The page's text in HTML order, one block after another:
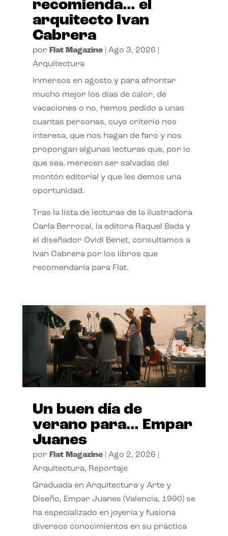
recomienda… el
arquitecto Ivan
Cabrera
por Flat Magazine| Ago 3, 2026
Arquitectura
Inmersos en agosto y para afrontar
mucho mejor los días de calor, de
vacaciones o no, hemos pedido a unas
cuantas personas, cuyo criterio nos
interesa, que nos hagan de faro y nos
propongan algunas lecturas que, por lo
que sea, merecen ser salvadas del
montón editorial y que les demos una
oportunidad.
Tras la lista de lecturas de la ilustradora
Carla Berrocal, la editora Raquel Bada y
el diseñador Ovidi Benet, consultamos a
Ivan Cabrera por los libros que
recomendaría para Flat.
Un buen día de
verano para… Empar
Juanes
por Flat Magazine| Ago 2, 2026
Arquitectura, Reportaje
Graduada en Arquitectura y Arte y
Diseño, Empar Juanes (Valencia, 1990) se
ha especializado en joyería y fusiona
diversos conocimientos en su práctica